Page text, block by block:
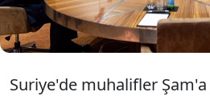
Suriye'de muhalifler Şam'a